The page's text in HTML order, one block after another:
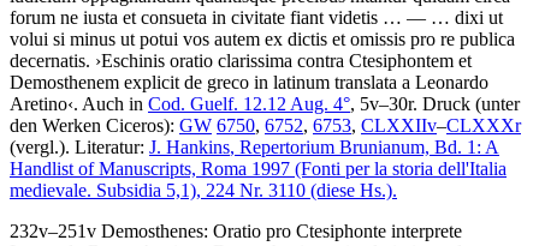
forum ne iusta et consueta in civitate fiant videtis … — … dixi ut
volui si minus ut potui vos autem ex dictis et omissis pro re publica
decernatis. ›Eschinis oratio clarissima contra Ctesiphontem et
Demosthenem explicit de greco in latinum translata a Leonardo
Aretino‹. Auch in Cod. Guelf. 12.12 Aug. 4°, 5v–30r. Druck (unter
den Werken Ciceros): GW 6750, 6752, 6753, CLXXIIv–CLXXXr
(vergl.). Literatur: J. Hankins, Repertorium Brunianum, Bd. 1: A
Handlist of Manuscripts, Roma 1997 (Fonti per la storia dell'Italia
medievale. Subsidia 5,1), 224 Nr. 3110 (diese Hs.).
232v–251v Demosthenes: Oratio pro Ctesiphonte interprete